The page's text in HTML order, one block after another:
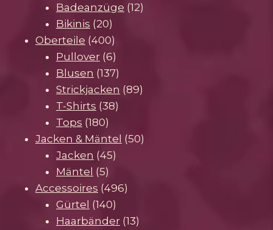
Produkte
Badeanzüge 1212
Bikinis 2020
Produkte
Oberteile 400400
Produkte
Pullover 66
Produkte
Blusen 137137
Produkte
Strickjacken 8989
T-Shirts 3838
Tops 180180
Produkte
Jacken & Mäntel 5050
Jacken 4545
Mäntel 55
Produkte
Accessoires 496496
Gürtel 140140
Produkte
Haarbänder 1313